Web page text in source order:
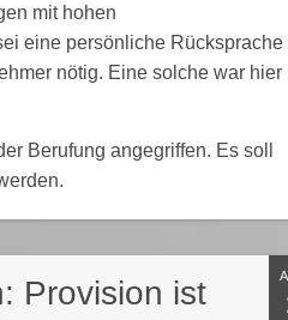
mit hohen
eine persönliche Rücksprache
nötig. Eine solche war hier
Berufung angegriffen. Es soll
Provision ist